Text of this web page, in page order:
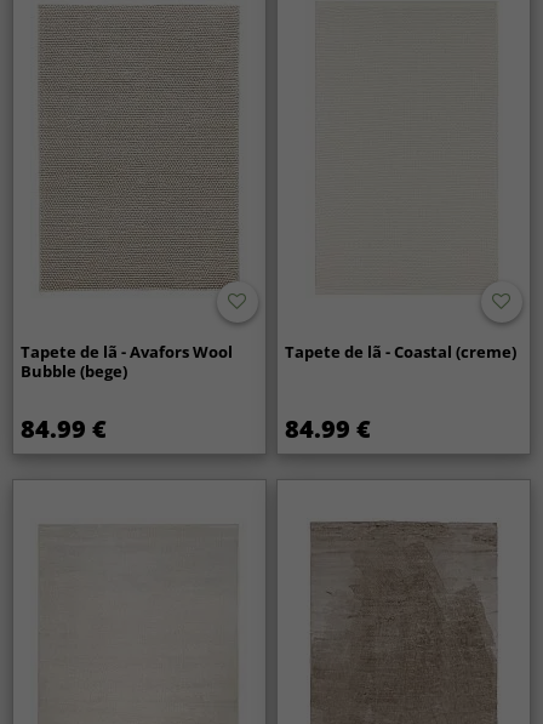
Tapete de lã - Avafors Wool
Bubble (bege)
84.99 €
Tapete de lã - Coastal (creme)
84.99 €